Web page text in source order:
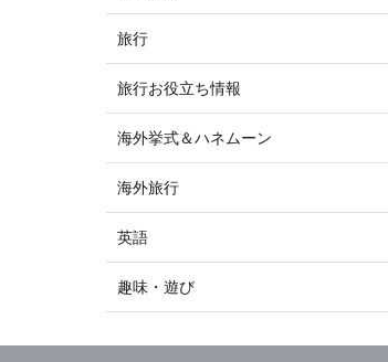
旅行
旅行お役立ち情報
海外挙式＆ハネムーン
海外旅行
英語
趣味・遊び